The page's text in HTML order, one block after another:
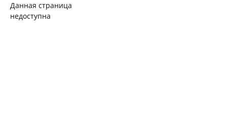
Данная страница
недоступна